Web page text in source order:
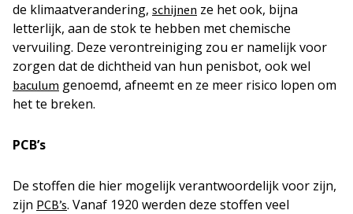
de klimaatverandering, schijnen ze het ook, bijna
letterlijk, aan de stok te hebben met chemische
vervuiling. Deze verontreiniging zou er namelijk voor
zorgen dat de dichtheid van hun penisbot, ook wel
baculum genoemd, afneemt en ze meer risico lopen om
het te breken.
PCB’s
De stoffen die hier mogelijk verantwoordelijk voor zijn,
zijn PCB’s. Vanaf 1920 werden deze stoffen veel